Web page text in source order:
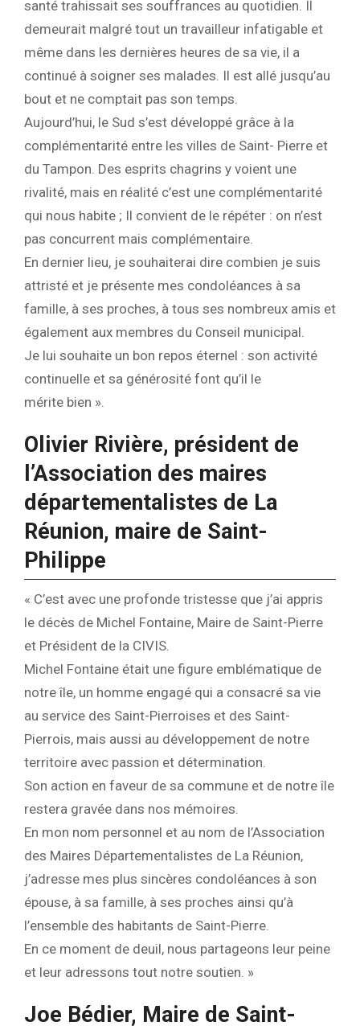
santé trahissait ses souffrances au quotidien. Il
demeurait malgré tout un travailleur infatigable et
même dans les dernières heures de sa vie, il a
continué à soigner ses malades. Il est allé jusqu’au
bout et ne comptait pas son temps.
Aujourd’hui, le Sud s’est développé grâce à la
complémentarité entre les villes de Saint- Pierre et
du Tampon. Des esprits chagrins y voient une
rivalité, mais en réalité c’est une complémentarité
qui nous habite ; Il convient de le répéter : on n’est
pas concurrent mais complémentaire.
En dernier lieu, je souhaiterai dire combien je suis
attristé et je présente mes condoléances à sa
famille, à ses proches, à tous ses nombreux amis et
également aux membres du Conseil municipal.
Je lui souhaite un bon repos éternel : son activité
continuelle et sa générosité font qu’il le
mérite bien ».
Olivier Rivière, président de
l’Association des maires
départementalistes de La
Réunion, maire de Saint-
Philippe
« C’est avec une profonde tristesse que j’ai appris
le décès de Michel Fontaine, Maire de Saint-Pierre
et Président de la CIVIS.
Michel Fontaine était une figure emblématique de
notre île, un homme engagé qui a consacré sa vie
au service des Saint-Pierroises et des Saint-
Pierrois, mais aussi au développement de notre
territoire avec passion et détermination.
Son action en faveur de sa commune et de notre île
restera gravée dans nos mémoires.
En mon nom personnel et au nom de l’Association
des Maires Départementalistes de La Réunion,
j’adresse mes plus sincères condoléances à son
épouse, à sa famille, à ses proches ainsi qu’à
l’ensemble des habitants de Saint-Pierre.
En ce moment de deuil, nous partageons leur peine
et leur adressons tout notre soutien. »
Joe Bédier, Maire de Saint-